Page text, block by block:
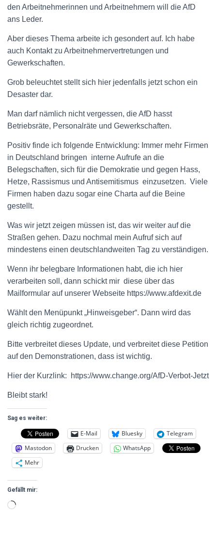
den Arbeitnehmerinnen und Arbeitnehmern will die AfD
ans Leder.
Aber dieses Thema arbeite ich gesondert auf. Ich habe
auch Kontakt zu Arbeitnehmervertretungen und
Gewerkschaften.
Grob beleuchtet stellt sich hier jedenfalls jetzt schon ein
Desaster dar.
Man darf nämlich nicht vergessen, die AfD hasst
Betriebsräte, Personalräte und Gewerkschaften.
Positiv finde ich folgende Entwicklung: Immer mehr Firmen
in Deutschland bringen interne Aufrufe an die
Belegschaften, sich für die Demokratie und gegen Hass,
Hetze, Rassismus und Antisemitismus einzusetzen. Viele
Firmen haben dazu sogar eine Charta auf die Beine
gestellt.
Was wir jetzt zeigen müssen ist, das wir weiter auf die
Straßen gehen. Dazu nochmal mein Aufruf sich auf
mindestens einen deutschlandweiten Tag zu verständigen.
Wenn ihr belegbare Informationen habt, die ich hier
verarbeiten soll, dann schickt mir diese über das
Mailformular auf unserer Webseite https://www.afdexit.de
Wählt den Menüpunkt „Hinweisgeber“. Dann wird das
gleich richtig zugeordnet.
Bitte verbreitet dieses Update, und verbreitet diese Petition
auf den Demonstrationen, dass ist wichtig.
Hier der Kurzlink: https://www.change.org/AfD-Verbot-Jetzt
Bleibt stark!
Sag es weiter:
E-Mail Bluesky
Telegram
Mastodon
Drucken
WhatsApp
Mehr
Gefällt mir: